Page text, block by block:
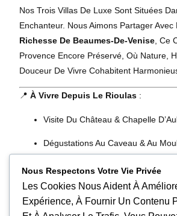
Nos Trois Villas De Luxe Sont Situées
Enchanteur. Nous Aimons Partager Avec
Richesse De Beaumes-De-Venise , Ce
Provence Encore Préservé, Où Nature,
Douceur De Vivre Cohabitent
📍À Vivre Depuis Le Rioulas :
Visite Du Château & Chapelle
Dégustations Au Caveau & Au
Randonnées Dans Les Dentelles
Balade Au Lever Du Soleil Au
Nous Respectons Votre Vie Privée
Les Cookies Nous Aident À
Expérience, À Fournir Un Contenu